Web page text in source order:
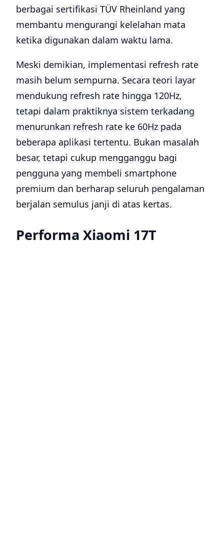
berbagai sertifikasi TÜV Rheinland yang
membantu mengurangi kelelahan mata
ketika digunakan dalam waktu lama.
Meski demikian, implementasi refresh rate
masih belum sempurna. Secara teori layar
mendukung refresh rate hingga 120Hz,
tetapi dalam praktiknya sistem terkadang
menurunkan refresh rate ke 60Hz pada
beberapa aplikasi tertentu. Bukan masalah
besar, tetapi cukup mengganggu bagi
pengguna yang membeli smartphone
premium dan berharap seluruh pengalaman
berjalan semulus janji di atas kertas.
Performa Xiaomi 17T